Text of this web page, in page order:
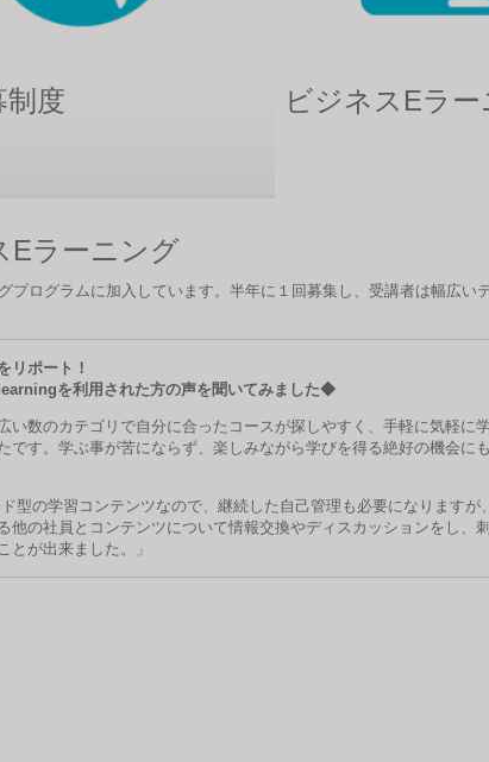
制度 ビジネスEラ
Eラーニング
プログラムに加入しています。 半年に１回募集し、受講者は幅広い
リポート！
を利用された方の声を聞いてみました◆
い数のカテゴリで自分に合ったコースが探しやすく、 手軽に気軽に
です。学ぶ事が苦にならず、 楽しみながら学びを得る絶好の機会に
型の学習コンテンツなので、継続した自己管理も必要になりますが、
他の社員とコンテンツについて情報交換やディスカッションをし、
とが出来ました。」